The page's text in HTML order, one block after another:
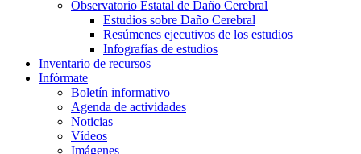
Observatorio Estatal de Daño Cerebral
Estudios sobre Daño Cerebral
Resúmenes ejecutivos de los estudios
Infografías de estudios
Inventario de recursos
Infórmate
Boletín informativo
Agenda de actividades
Noticias
Vídeos
Imágenes